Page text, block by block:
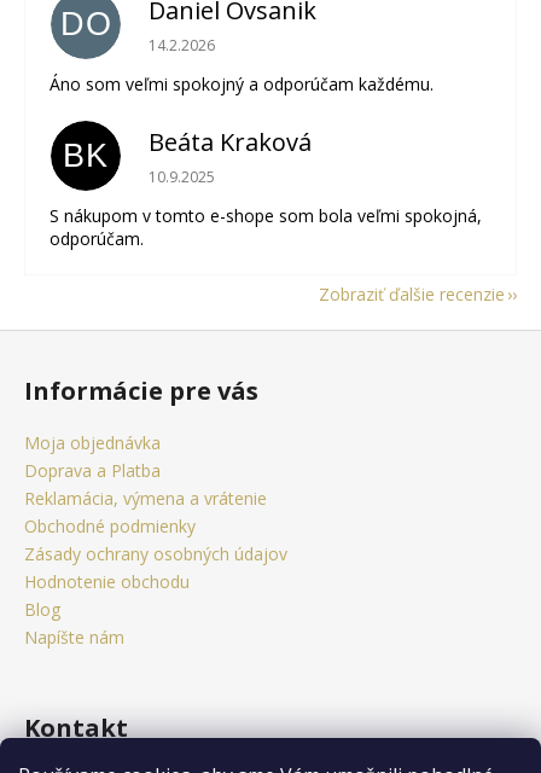
DO Daniel Ovsanik
Hodnotenie obchodu je 5 z 5 hviezdičiek.
14.2.2026
Áno som veľmi spokojný a odporúčam každému.
BK Beáta Kraková
Hodnotenie obchodu je 5 z 5 hviezdičiek.
10.9.2025
S nákupom v tomto e-shope som bola veľmi spokojná,
odporúčam.
Zobraziť ďalšie recenzie
Informácie pre vás
Moja objednávka
Doprava a Platba
Reklamácia, výmena a vrátenie
Obchodné podmienky
Zásady ochrany osobných údajov
Hodnotenie obchodu
Blog
Napíšte nám
Kontakt